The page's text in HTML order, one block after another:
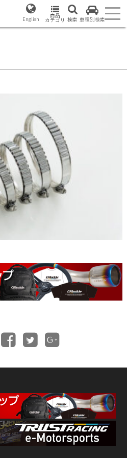
English 商品
カテゴリ 検索 車種別検索